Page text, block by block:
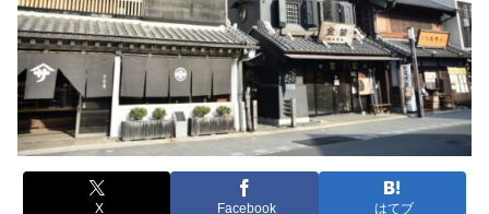
X Facebook はてブ